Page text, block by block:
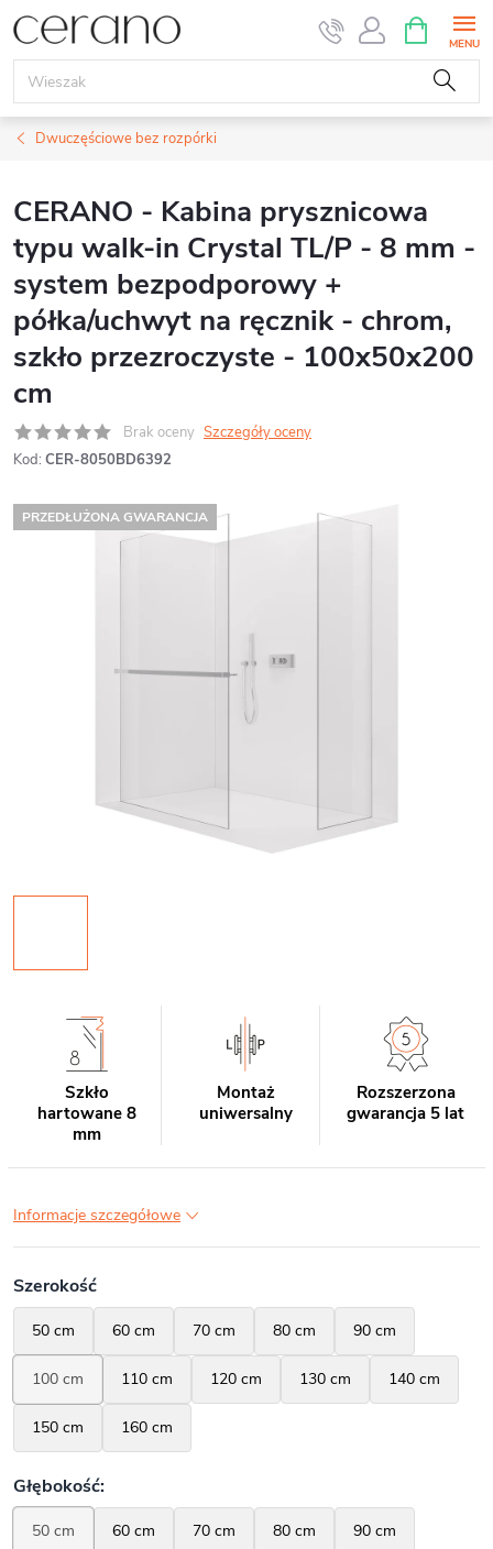
Przejść
do
treści
KOSZYK
Dwuczęściowe bez rozpórki
CERANO - Kabina prysznicowa
typu walk-in Crystal TL/P - 8 mm -
system bezpodporowy +
półka/uchwyt na ręcznik - chrom,
szkło przezroczyste - 100x50x200
cm
Brak oceny Szczegóły oceny
Kod: CER-8050BD6392
PRZEDŁUŻONA GWARANCJA
Szkło
hartowane 8
mm
Montaż
uniwersalny
Rozszerzona
gwarancja 5 lat
Informacje szczegółowe